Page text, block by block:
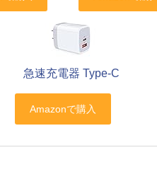
急速充電器 Type-C